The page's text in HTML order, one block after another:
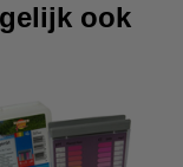
ook